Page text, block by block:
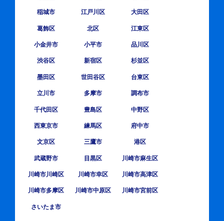
稲城市 江戸川区 大田区
葛飾区 北区 江東区
小金井市 小平市 品川区
渋谷区 新宿区 杉並区
墨田区 世田谷区 台東区
立川市 多摩市 調布市
千代田区 豊島区 中野区
西東京市 練馬区 府中市
文京区 三鷹市 港区
武蔵野市 目黒区 川崎市麻生区
川崎市川崎区 川崎市幸区 川崎市高津区
川崎市多摩区 川崎市中原区 川崎市宮前区
さいたま市